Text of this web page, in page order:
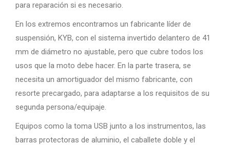
para reparación si es necesario.
En los extremos encontramos un fabricante líder de
suspensión, KYB, con el sistema invertido delantero de 41
mm de diámetro no ajustable, pero que cubre todos los
usos que la moto debe hacer. En la parte trasera, se
necesita un amortiguador del mismo fabricante, con
resorte precargado, para adaptarse a los requisitos de su
segunda persona/equipaje.
Equipos como la toma USB junto a los instrumentos, las
barras protectoras de aluminio, el caballete doble y el